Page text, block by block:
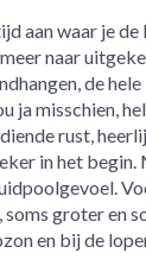
aan waar je
naar
de
ja misschien,
rust,
in het begin.
soms groter en
en bij de